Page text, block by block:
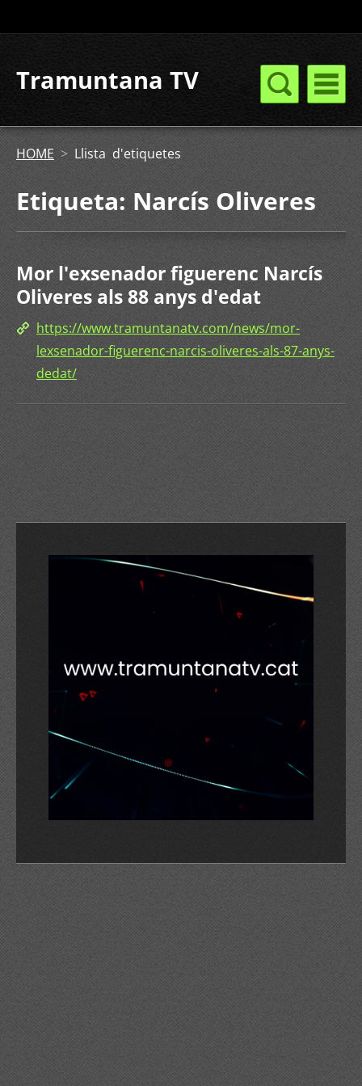
Tramuntana TV
HOME > Llista d'etiquetes
Etiqueta: Narcís Oliveres
Mor l'exsenador figuerenc Narcís
Oliveres als 88 anys d'edat
https://www.tramuntanatv.com/news/mor-
lexsenador-figuerenc-narcis-oliveres-als-87-anys-
dedat/